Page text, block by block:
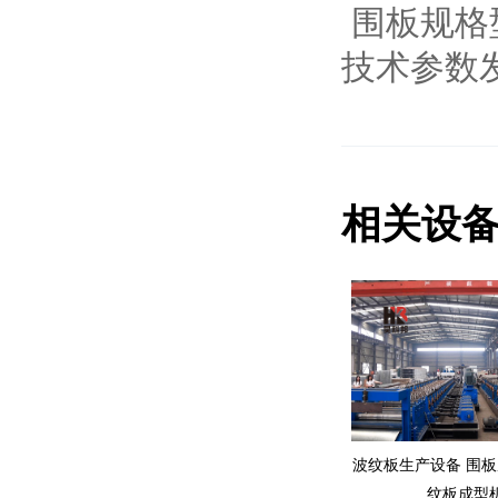
围板规
技术参数
相关设
波纹板生产设备 围
纹板成型